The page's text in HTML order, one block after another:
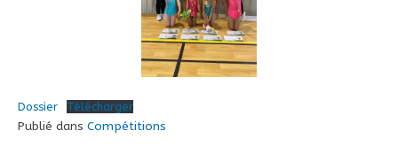
Dossier Télécharger
Publié dans Compétitions